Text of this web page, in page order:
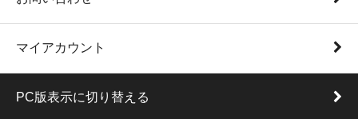
マイアカウント
PC版表示に切り替える